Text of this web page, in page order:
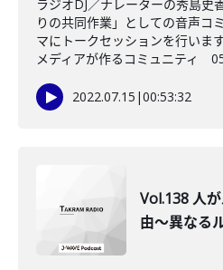
ラジオDJ／ナレーターの秀島史
りの共同作業」としての音声コ
マにトークセッションを行い
メディアが作るコミュニティ
2022.07.15 |00:53:32
Vol.138 人
由～異なる